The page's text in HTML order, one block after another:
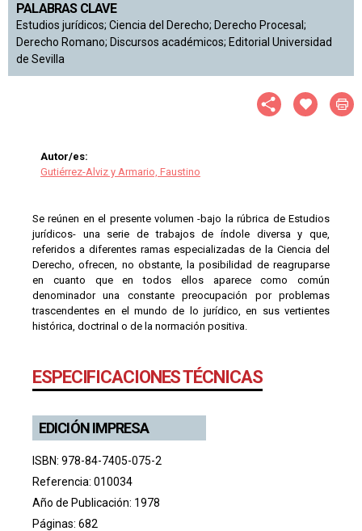
PALABRAS CLAVE
Estudios jurídicos; Ciencia del Derecho; Derecho Procesal;
Derecho Romano; Discursos académicos; Editorial Universidad
de Sevilla
Autor/es:
Gutiérrez-Alviz y Armario, Faustino
Se reúnen en el presente volumen -bajo la rúbrica de Estudios
jurídicos- una serie de trabajos de índole diversa y que,
referidos a diferentes ramas especializadas de la Ciencia del
Derecho, ofrecen, no obstante, la posibilidad de reagruparse
en cuanto que en todos ellos aparece como común
denominador una constante preocupación por problemas
trascendentes en el mundo de lo jurídico, en sus vertientes
histórica, doctrinal o de la normación positiva.
ESPECIFICACIONES TÉCNICAS
EDICIÓN IMPRESA
ISBN: 978-84-7405-075-2
Referencia: 010034
Año de Publicación: 1978
Páginas: 682